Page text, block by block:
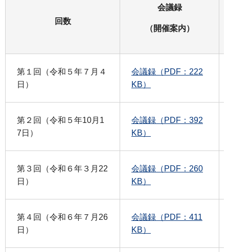
回数
会議録
（開催案内）
第１回（令和５年７月４
日）
会議録（PDF：222
KB）
第２回（令和５年10月1
7日）
会議録（PDF：392
KB）
第３回（令和６年３月22
日）
会議録（PDF：260
KB）
第４回（令和６年７月26
日）
会議録（PDF：411
KB）